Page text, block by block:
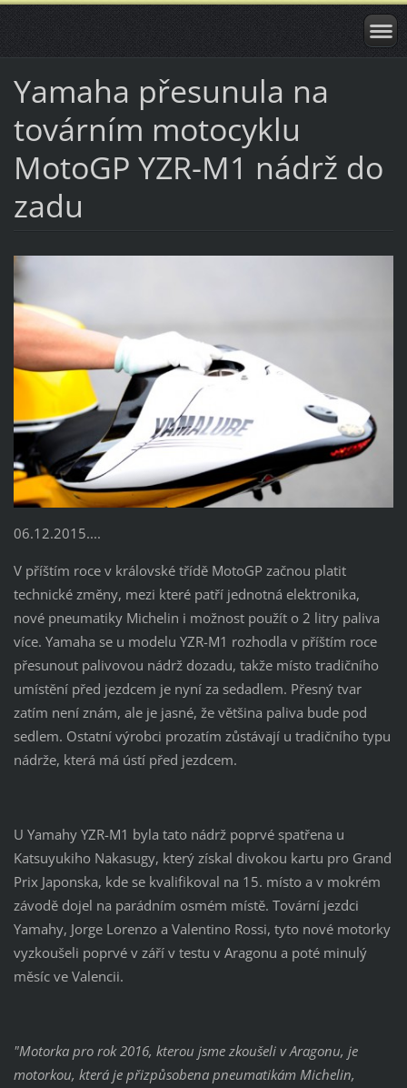
Yamaha přesunula na
továrním motocyklu
MotoGP YZR-M1 nádrž do
zadu
06.12.2015....
V příštím roce v královské třídě MotoGP začnou platit
technické změny, mezi které patří jednotná elektronika,
nové pneumatiky Michelin i možnost použít o 2 litry paliva
více. Yamaha se u modelu YZR-M1 rozhodla v příštím roce
přesunout palivovou nádrž dozadu, takže místo tradičního
umístění před jezdcem je nyní za sedadlem. Přesný tvar
zatím není znám, ale je jasné, že většina paliva bude pod
sedlem. Ostatní výrobci prozatím zůstávají u tradičního typu
nádrže, která má ústí před jezdcem.
U Yamahy YZR-M1 byla tato nádrž poprvé spatřena u
Katsuyukiho Nakasugy, který získal divokou kartu pro Grand
Prix Japonska, kde se kvalifikoval na 15. místo a v mokrém
závodě dojel na parádním osmém místě. Tovární jezdci
Yamahy, Jorge Lorenzo a Valentino Rossi, tyto nové motorky
vyzkoušeli poprvé v září v testu v Aragonu a poté minulý
měsíc ve Valencii.
"Motorka pro rok 2016, kterou jsme zkoušeli v Aragonu, je
motorkou, která je přizpůsobena pneumatikám Michelin,